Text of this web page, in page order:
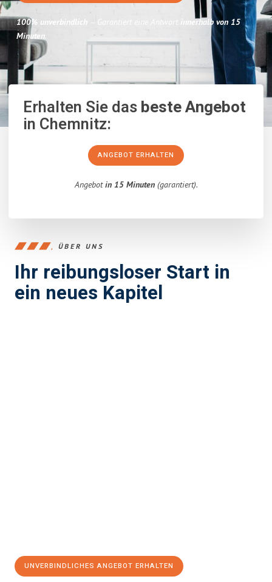
100% unverbindlich – Garantiert eine Antwort innerhalb von 15
Minuten.
Erhalten Sie dasbeste Angebot
in Chemnitz:
ANGEBOT ERHALTEN
Angebotin 15 Minuten(garantiert).
ÜBER UNS
Ihr reibungsloser Start in
ein neues Kapitel
UNVERBINDLICHES ANGEBOT ERHALTEN